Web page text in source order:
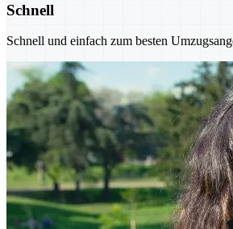
Schnell
Schnell und einfach zum besten